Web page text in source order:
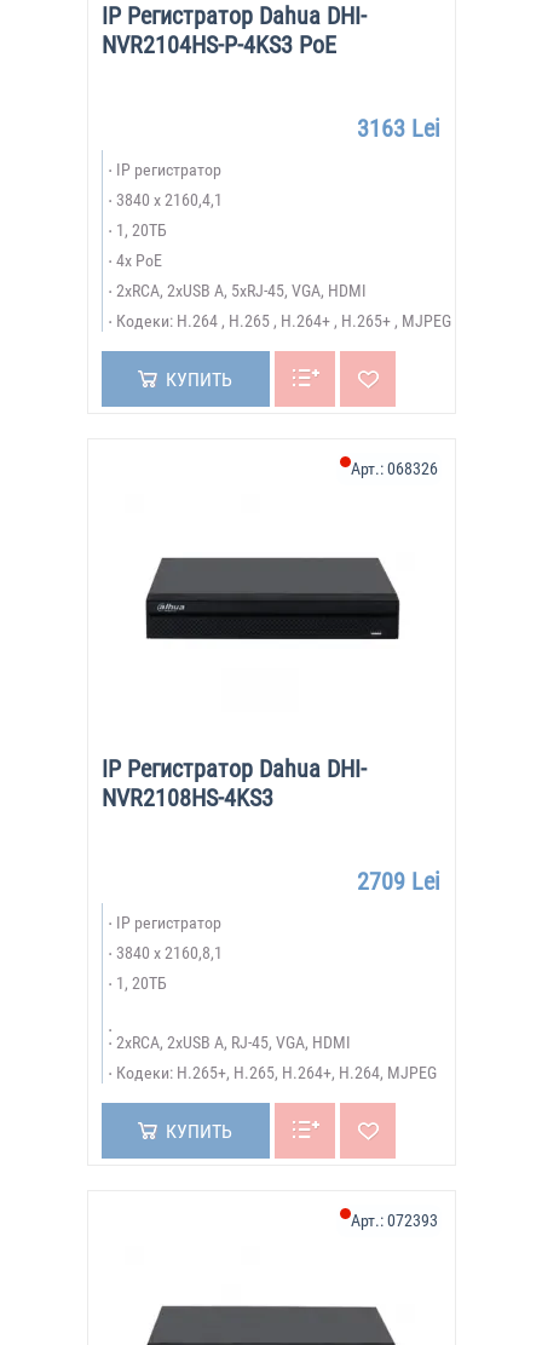
IP Регистратор Dahua DHI-
NVR2104HS-P-4KS3 PoE
3163 Lei
IP регистратор
3840 x 2160,4,1
1, 20ТБ
4x PoE
2xRCA, 2xUSB A, 5xRJ-45, VGA, HDMI
Кодеки: H.264 , H.265 , H.264+ , H.265+ , MJPEG
КУПИТЬ
IP Регистратор Dahua DHI-
NVR2108HS-4KS3
Арт.:068326
2709 Lei
IP регистратор
3840 x 2160,8,1
1, 20ТБ
2xRCA, 2xUSB A, RJ-45, VGA, HDMI
Кодеки: H.265+, H.265, H.264+, H.264, MJPEG
КУПИТЬ
Арт.:072393